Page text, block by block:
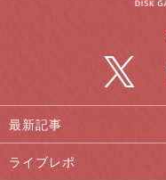
最新記事
ライブレポ